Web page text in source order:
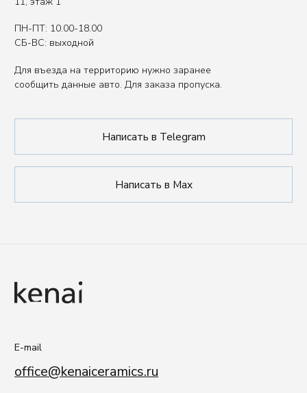
ХОРЕКА/HoReCa?
Оставьте свои контакты, чтобы получить
специальные условия.
ИП Сенкеева Лолита Аркадьевна
Связаться с нами